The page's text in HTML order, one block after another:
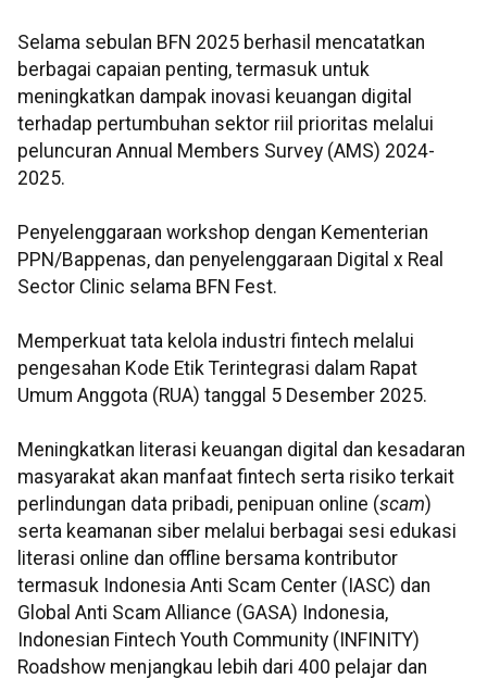
Selama sebulan BFN 2025 berhasil mencatatkan
berbagai capaian penting, termasuk untuk
meningkatkan dampak inovasi keuangan digital
terhadap pertumbuhan sektor riil prioritas melalui
peluncuran Annual Members Survey (AMS) 2024-
2025.
Penyelenggaraan workshop dengan Kementerian
PPN/Bappenas, dan penyelenggaraan Digital x Real
Sector Clinic selama BFN Fest.
Memperkuat tata kelola industri fintech melalui
pengesahan Kode Etik Terintegrasi dalam Rapat
Umum Anggota (RUA) tanggal 5 Desember 2025.
Meningkatkan literasi keuangan digital dan kesadaran
masyarakat akan manfaat fintech serta risiko terkait
perlindungan data pribadi, penipuan online (scam)
serta keamanan siber melalui berbagai sesi edukasi
literasi online dan offline bersama kontributor
termasuk Indonesia Anti Scam Center (IASC) dan
Global Anti Scam Alliance (GASA) Indonesia,
Indonesian Fintech Youth Community (INFINITY)
Roadshow menjangkau lebih dari 400 pelajar dan